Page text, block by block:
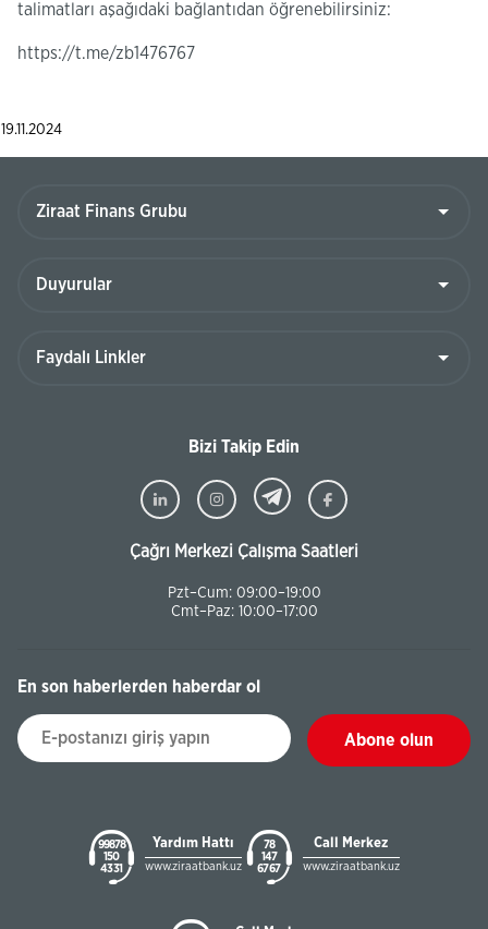
talimatları aşağıdaki bağlantıdan öğrenebilirsiniz:
https://t.me/zb1476767
19.11.2024
Bizi Takip Edin
Çağrı Merkezi Çalışma Saatleri
Pzt–Cum: 09:00–19:00
Cmt–Paz: 10:00–17:00
En son haberlerden haberdar ol
Abone olun
99878
150
43 31
Yardım Hattı
www.ziraatbank.uz
78
147
67 67
Call Merkez
www.ziraatbank.uz